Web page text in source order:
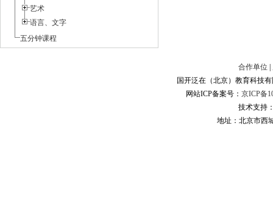
艺术
语言、文字
五分钟课程